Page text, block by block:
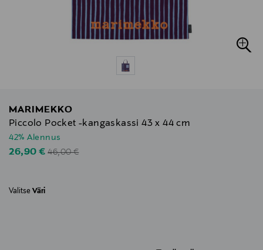
MARIMEKKO
Piccolo Pocket -kangaskassi 43 x 44 cm
42% Alennus
Discounted Price
26,90 €Original Price
46,00 €
Valitse Väri